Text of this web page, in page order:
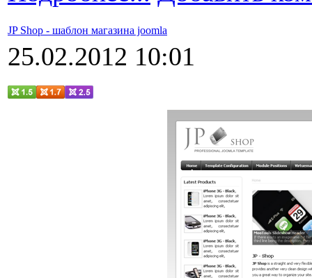
JP Shop - шаблон магазина joomla
25.02.2012 10:01